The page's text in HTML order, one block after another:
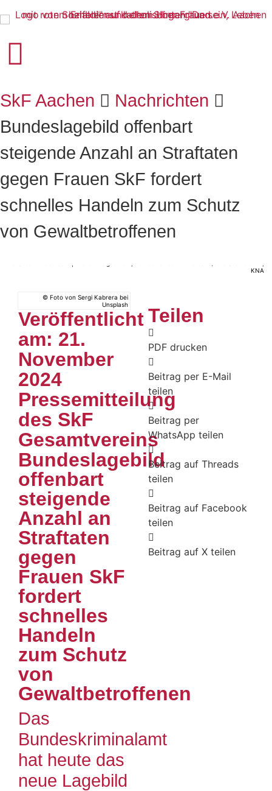
SkF Aachen
Nachrichten
Bundeslagebild offenbart
steigende Anzahl an Straftaten
gegen Frauen SkF fordert
schnelles Handeln zum Schutz
von Gewaltbetroffenen
KNA
© Foto von Sergi Kabrera bei
Unsplash
Veröffentlicht
am: 21.
November
2024
Pressemitteilung
des SkF
Gesamtvereins
Bundeslagebild
offenbart
steigende
Anzahl an
Straftaten
gegen
Frauen SkF
fordert
schnelles
Handeln
zum Schutz
von
Gewaltbetroffenen
Das
Bundeskriminalamt
hat heute das
neue Lagebild
Teilen
PDF drucken
Beitrag per E-Mail
teilen
Beitrag per
WhatsApp teilen
Beitrag auf Threads
teilen
Beitrag auf Facebook
teilen
Beitrag auf X teilen